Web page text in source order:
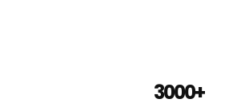
3000+